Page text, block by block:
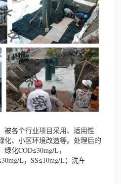
各个行业项目采用、适用性
化、小区环境改造等。处理后的
化COD≤30mg/L，
L，SS≤10mg/L；洗车